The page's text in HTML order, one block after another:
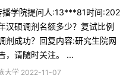
播学院提问人:13***81时间:202
硕调剂名额多少？复试比例
剂成功？回复内容:研究生院网
，请随时关注。 ...
大学 2022-11-07